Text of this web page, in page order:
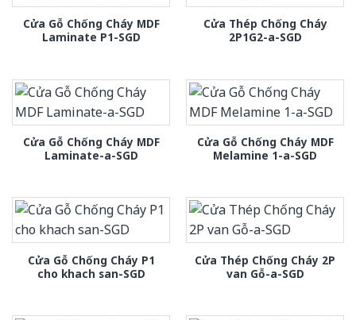
Cửa Gỗ Chống Cháy MDF
Laminate P1-SGD
Cửa Thép Chống Cháy
2P1G2-a-SGD
Cửa Gỗ Chống Cháy MDF
Laminate-a-SGD
Cửa Gỗ Chống Cháy MDF
Melamine 1-a-SGD
Cửa Gỗ Chống Cháy P1
cho khach san-SGD
Cửa Thép Chống Cháy 2P
van Gỗ-a-SGD